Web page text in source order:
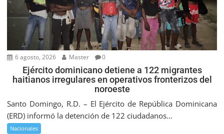
6 agosto, 2026 Master 0
Ejército dominicano detiene a 122 migrantes
haitianos irregulares en operativos fronterizos del
noroeste
Santo Domingo, R.D. – El Ejército de República Dominicana
(ERD) informó la detención de 122 ciudadanos...
Nacionales